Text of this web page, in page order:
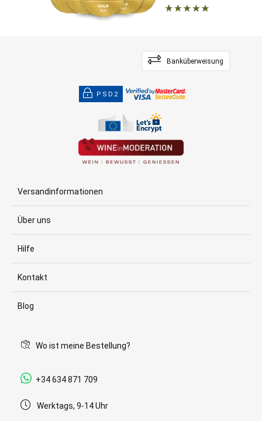
Banküberweisung
PSD2
Versandinformationen
Über uns
Hilfe
Kontakt
Blog
Wo ist meine Bestellung?
+34 634 871 709
Werktags, 9-14 Uhr